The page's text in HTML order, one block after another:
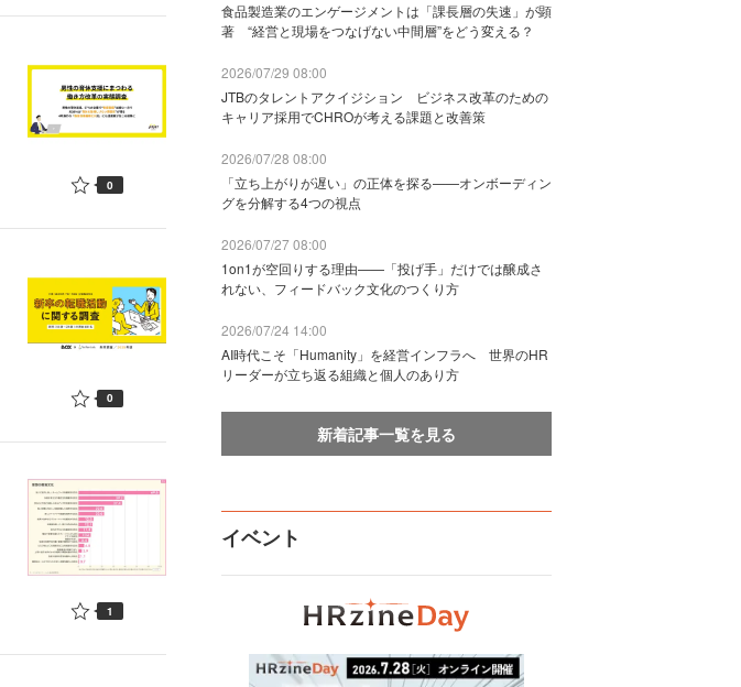
0
0
1
食品製造業のエンゲージメントは「課長層の失速」が顕
著 “経営と現場をつなげない中間層”をどう変える？
2026/07/29 08:00
JTBのタレントアクイジション ビジネス改革のための
キャリア採用でCHROが考える課題と改善策
2026/07/28 08:00
「立ち上がりが遅い」の正体を探る——オンボーディン
グを分解する4つの視点
2026/07/27 08:00
1on1が空回りする理由——「投げ手」だけでは醸成さ
れない、フィードバック文化のつくり方
2026/07/24 14:00
AI時代こそ「Humanity」を経営インフラへ 世界のHR
リーダーが立ち返る組織と個人のあり方
新着記事一覧を見る
イベント